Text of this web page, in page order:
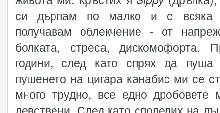
си дърпам по малко и с всяка
получавам облекчение - от
болката, стреса, дискомофорта.
години, след като спрях да пуша
пушенето на цигара канабис ми се
много трудно, все едно дробовете